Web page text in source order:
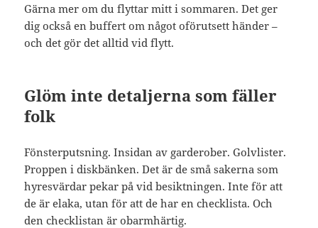
Gärna mer om du flyttar mitt i sommaren. Det ger
dig också en buffert om något oförutsett händer –
och det gör det alltid vid flytt.
Glöm inte detaljerna som fäller
folk
Fönsterputsning. Insidan av garderober. Golvlister.
Proppen i diskbänken. Det är de små sakerna som
hyresvärdar pekar på vid besiktningen. Inte för att
de är elaka, utan för att de har en checklista. Och
den checklistan är obarmhärtig.